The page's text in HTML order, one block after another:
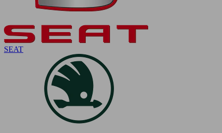
SEAT